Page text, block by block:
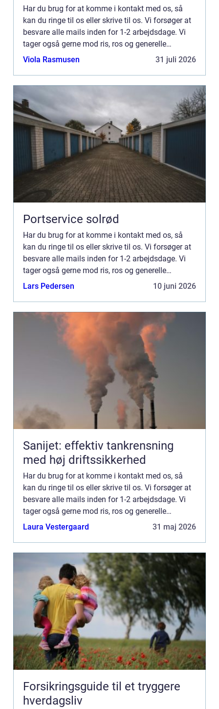
Har du brug for at komme i kontakt med os, så
kan du ringe til os eller skrive til os. Vi forsøger at
besvare alle mails inden for 1-2 arbejdsdage. Vi
tager også gerne mod ris, ros og generelle
kommentarer til vores side.
Viola Rasmusen 31 juli 2026
Portservice solrød
Har du brug for at komme i kontakt med os, så
kan du ringe til os eller skrive til os. Vi forsøger at
besvare alle mails inden for 1-2 arbejdsdage. Vi
tager også gerne mod ris, ros og generelle
kommentarer til vores side.
Lars Pedersen 10 juni 2026
Sanijet: effektiv tankrensning
med høj driftssikkerhed
Har du brug for at komme i kontakt med os, så
kan du ringe til os eller skrive til os. Vi forsøger at
besvare alle mails inden for 1-2 arbejdsdage. Vi
tager også gerne mod ris, ros og generelle
kommentarer til vores side.
Laura Vestergaard 31 maj 2026
Forsikringsguide til et tryggere
hverdagsliv